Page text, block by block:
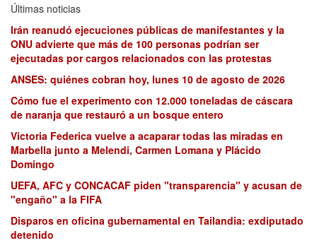
Últimas noticias
Irán reanudó ejecuciones públicas de manifestantes y la
ONU advierte que más de 100 personas podrían ser
ejecutadas por cargos relacionados con las protestas
ANSES: quiénes cobran hoy, lunes 10 de agosto de 2026
Cómo fue el experimento con 12.000 toneladas de cáscara
de naranja que restauró a un bosque entero
Victoria Federica vuelve a acaparar todas las miradas en
Marbella junto a Melendi, Carmen Lomana y Plácido
Domingo
UEFA, AFC y CONCACAF piden "transparencia" y acusan de
"engaño" a la FIFA
Disparos en oficina gubernamental en Tailandia: exdiputado
detenido